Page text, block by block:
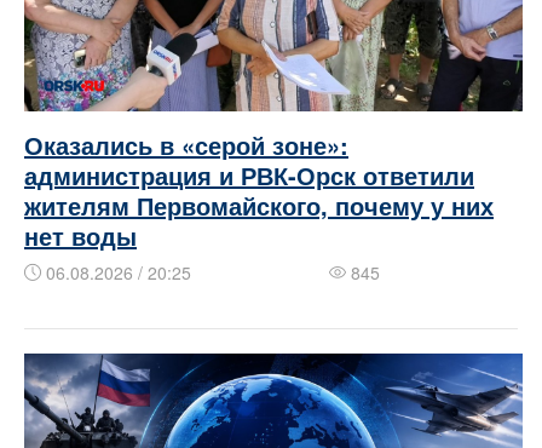
Оказались в «серой зоне»:
администрация и РВК-Орск ответили
жителям Первомайского, почему у них
нет воды
06.08.2026 / 20:25 845